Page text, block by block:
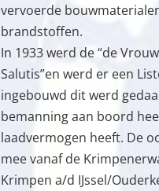
vervoerde
brandstoffen.
In 1933 werd de “de
Salutis”en werd er een
ingebouwd dit werd
bemanning aan boord
laadvermogen heeft. De
mee vanaf de
Krimpen a/d IJssel/